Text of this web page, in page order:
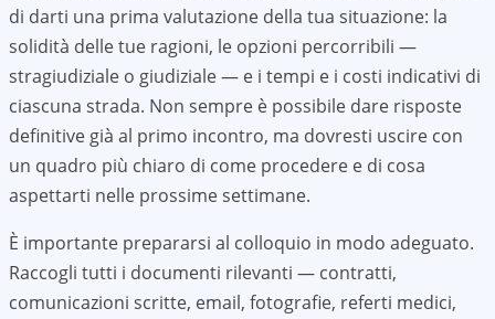
di darti una prima valutazione della tua situazione: la
solidità delle tue ragioni, le opzioni percorribili —
stragiudiziale o giudiziale — e i tempi e i costi indicativi di
ciascuna strada. Non sempre è possibile dare risposte
definitive già al primo incontro, ma dovresti uscire con
un quadro più chiaro di come procedere e di cosa
aspettarti nelle prossime settimane.
È importante prepararsi al colloquio in modo adeguato.
Raccogli tutti i documenti rilevanti — contratti,
comunicazioni scritte, email, fotografie, referti medici,